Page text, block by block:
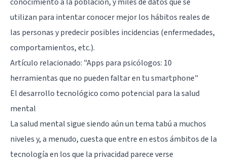
utilizan para intentar conocer mejor los hábitos reales de
las personas y predecir posibles incidencias (enfermedades,
comportamientos, etc.).
Artículo relacionado: "Apps para psicólogos: 10
herramientas que no pueden faltar en tu smartphone"
El desarrollo tecnológico como potencial para la salud
mental
La salud mental sigue siendo aún un tema tabú a muchos
niveles y, a menudo, cuesta que entre en estos ámbitos de la
tecnología en los que la privacidad parece verse